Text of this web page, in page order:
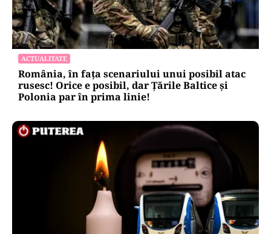
ACTUALITATE
România, în fața scenariului unui posibil atac
rusesc! Orice e posibil, dar Țările Baltice și
Polonia par în prima linie!